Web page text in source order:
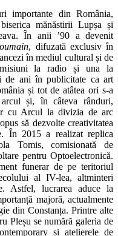
importante din România,
mănăstirii Lupșa și
În anii ʼ90 a devenit
, difuzată exclusiv în
în mediul cultural și de
la radio și una la
de ani în publicitate ca art
și tot de atâtea ori s-a
și, în câteva rânduri,
cu Arcul la divizia de arc
să dezvolte creativitatea
În 2015 a realizat replica
Tomis, comisionată de
pentru Optoelectronică.
funerar de pe teritoriul
al IV-lea, altminteri
Astfel, lucrarea aduce la
majoră, actualmente
din Constanța. Printre alte
Pleșu se numără galeria de
și atelierele de